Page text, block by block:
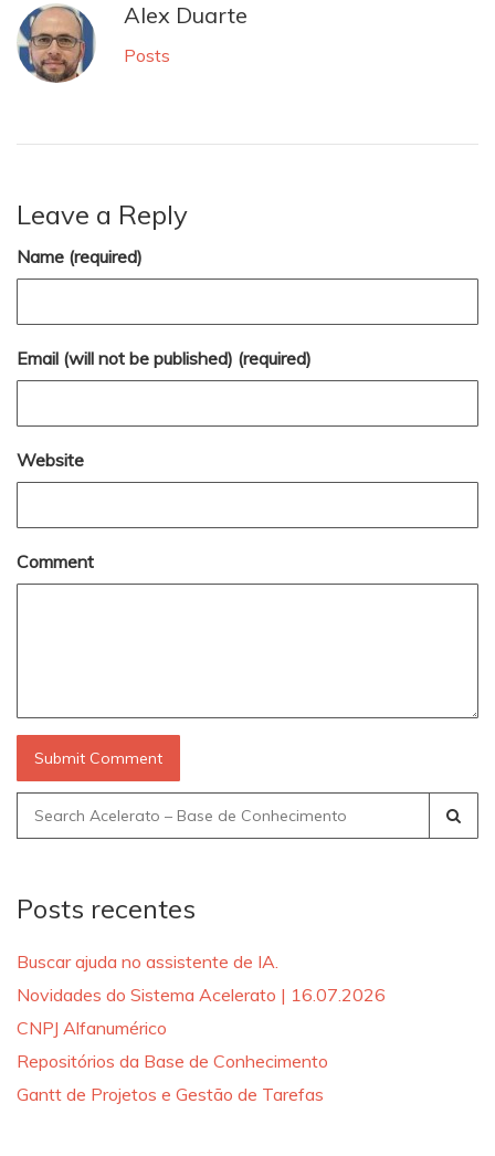
Alex Duarte
Posts
Leave a Reply
Name (required)
Email (will not be published) (required)
Website
Comment
Search
for:
Posts recentes
Buscar ajuda no assistente de IA.
Novidades do Sistema Acelerato | 16.07.2026
CNPJ Alfanumérico
Repositórios da Base de Conhecimento
Gantt de Projetos e Gestão de Tarefas